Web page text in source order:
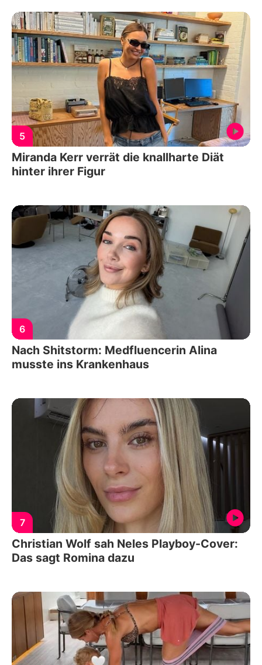
5
Miranda Kerr verrät die knallharte Diät
hinter ihrer Figur
6
Nach Shitstorm: Medfluencerin Alina
musste ins Krankenhaus
7
Christian Wolf sah Neles Playboy-Cover:
Das sagt Romina dazu